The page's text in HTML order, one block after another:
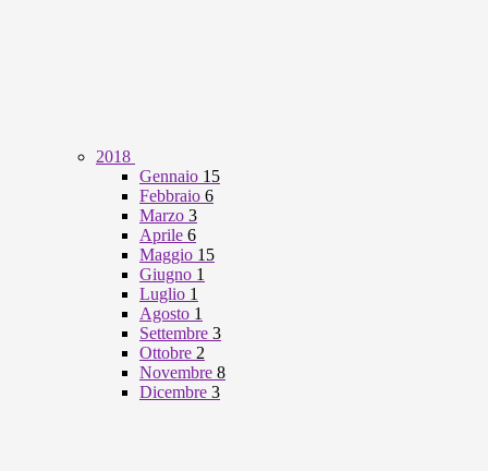
2018
Gennaio 15
Febbraio 6
Marzo 3
Aprile 6
Maggio 15
Giugno 1
Luglio 1
Agosto 1
Settembre 3
Ottobre 2
Novembre 8
Dicembre 3